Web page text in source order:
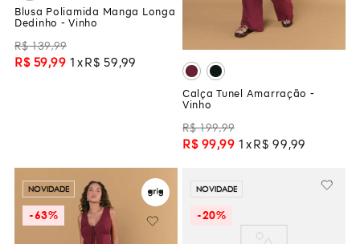
Blusa Poliamida Manga Longa
Dedinho - Vinho
R$ 139,99
R$ 59,99 1 R$ 59 ,99
Calça Tunel Amarração -
Vinho
R$ 199,99
R$ 99,99 1 R$ 99 ,99
NOVIDADE
-63%
NOVIDADE
-20%